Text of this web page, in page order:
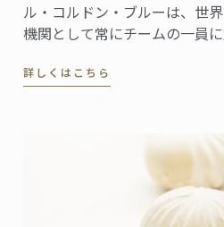
ル・コルドン・ブルーは、世
機関として常にチームの一員
詳しくはこちら